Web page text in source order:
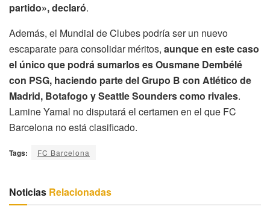
partido», declaró.
Además, el Mundial de Clubes podría ser un nuevo
escaparate para consolidar méritos, aunque en este caso
el único que podrá sumarlos es Ousmane Dembélé
con PSG, haciendo parte del Grupo B con Atlético de
Madrid, Botafogo y Seattle Sounders como rivales.
Lamine Yamal no disputará el certamen en el que FC
Barcelona no está clasificado.
Tags: FC Barcelona
Noticias Relacionadas